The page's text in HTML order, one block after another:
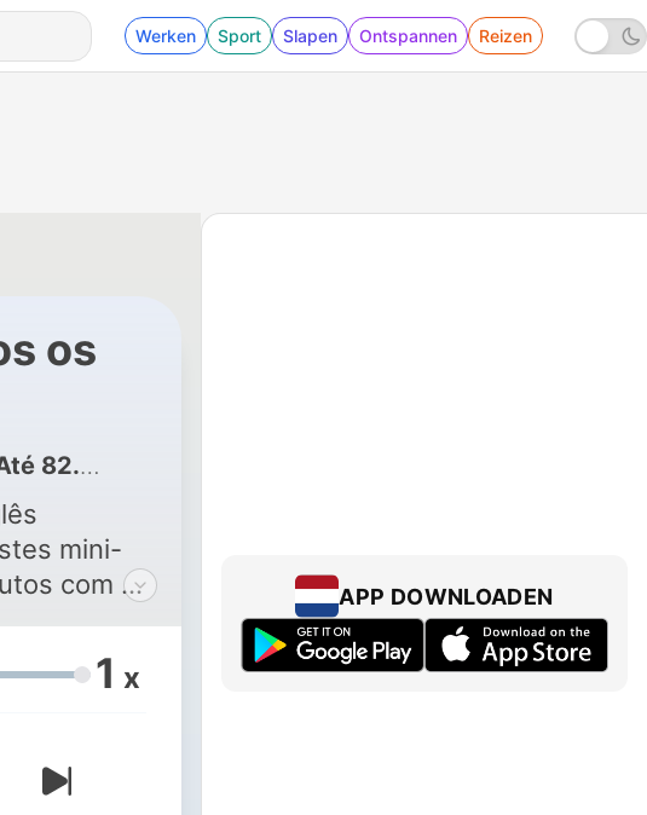
Werken Sport Slapen Ontspannen Reizen
os
Todos os Dias #631
mini-
com o
de
a dia,
verbs,
e
1 x
APP DOWNLOADEN